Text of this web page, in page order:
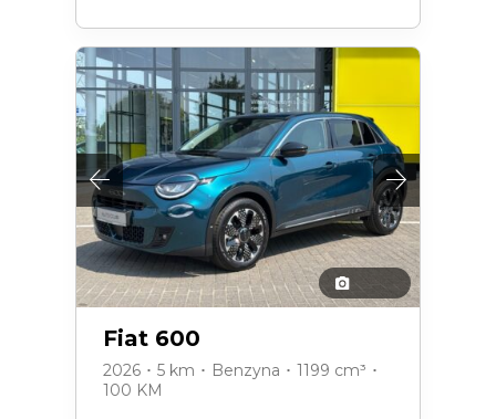
Fiat 600
2026 ･ 5 km ･ Benzyna ･ 1199 cm³ ･
100 KM